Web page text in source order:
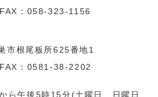
：058-323-1156
根尾板所625番地1
：0581-38-2202
午後5時15分(土曜日、日曜日、